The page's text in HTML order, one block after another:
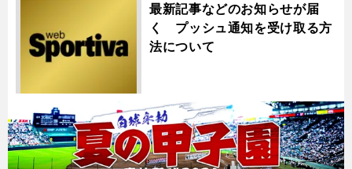
最新記事などのお知らせが届
く プッシュ通知を受け取る方
法について